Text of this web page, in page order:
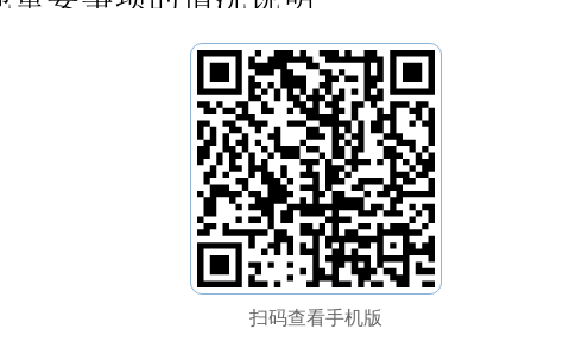
扫码查看手机版